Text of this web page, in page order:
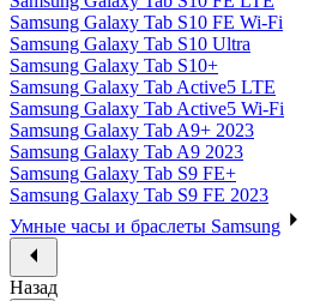
Samsung Galaxy Tab S10 FE Wi-Fi
Samsung Galaxy Tab S10 Ultra
Samsung Galaxy Tab S10+
Samsung Galaxy Tab Active5 LTE
Samsung Galaxy Tab Active5 Wi-Fi
Samsung Galaxy Tab A9+ 2023
Samsung Galaxy Tab A9 2023
Samsung Galaxy Tab S9 FE+
Samsung Galaxy Tab S9 FE 2023
Умные часы и браслеты Samsung
Назад